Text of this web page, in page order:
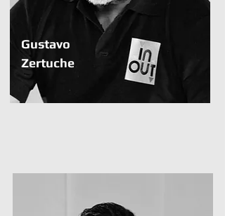
Gustavo
Zertuche